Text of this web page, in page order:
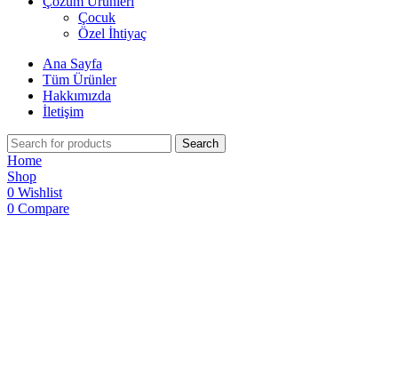
Çocuk
Özel İhtiyaç
Ana Sayfa
Tüm Ürünler
Hakkımızda
İletişim
Search
Home
Shop
0 Wishlist
0 Compare